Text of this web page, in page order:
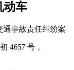
动车
事故责任纠纷案
4657 号，